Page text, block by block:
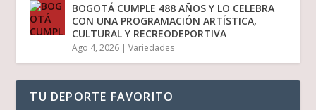
BOGOTÁ CUMPLE 488 AÑOS Y LO CELEBRA
CON UNA PROGRAMACIÓN ARTÍSTICA,
CULTURAL Y RECREODEPORTIVA
Ago 4, 2026 |Variedades
TU DEPORTE FAVORITO